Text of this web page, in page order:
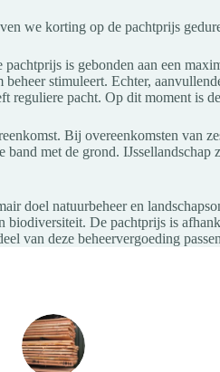
we korting op de pachtprijs
is gebonden aan een
stimuleert. Echter,
reguliere pacht. Op dit moment is
Bij overeenkomsten van
met de grond.
doel natuurbeheer en
De pachtprijs is
van deze beheervergoeding